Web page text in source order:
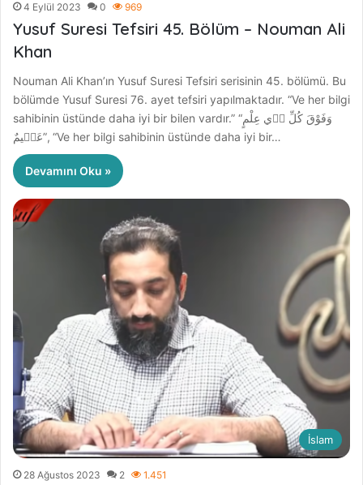
4 Eylül 2023 0 969
Yusuf Suresi Tefsiri 45. Bölüm – Nouman Ali
Khan
Nouman Ali Khan’ın Yusuf Suresi Tefsiri serisinin 45. bölümü. Bu
bölümde Yusuf Suresi 76. ayet tefsiri yapılmaktadır. “Ve her bilgi
sahibinin üstünde daha iyi bir bilen vardır.” “وَفَوْقَ كُلِّ ذ۪ي عِلْمٍ
عَل۪يمٌ”, “Ve her bilgi sahibinin üstünde daha iyi bir…
Devamını Oku »
İslam
28 Ağustos 2023 2 1.451